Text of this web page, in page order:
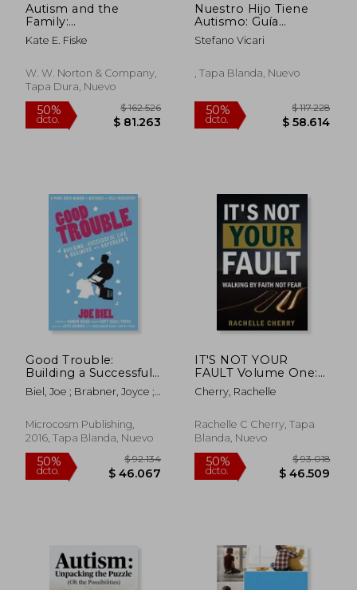
50%
dcto. $ 65.763
50%
dcto.
Autism and the
Family:
Understanding and
Supporting Parents
Kate E. Fiske
W. W. Norton & Company,
Tapa Dura, Nuevo
Nuestro Hijo Tiene
Autismo: Guía
Práctica Para Padres:
18 (Urgencias)
Stefano Vicari
, Tapa Blanda, Nuevo
Good Trouble:
Building a Successful
Life and Business with
Autism (en Inglés)
Biel, Joe ; Brabner, Joyce ;
Microcosm Publishing,
2016, Tapa Blanda, Nuevo
IT'S NOT YOUR
FAULT Volume One:
Walking By Faith Not
Fear (en Inglés)
Cherry, Rachelle
Rachelle C Cherry, Tapa
Blanda, Nuevo